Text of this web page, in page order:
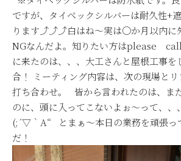
ですが、タイベックシルバーは耐久性+
ります⤴⤴⤴白はね～実は〇か月以内に
NGなんだよ。知りたい方はplease
に来たのは、、、大工さんと屋根工事
合！ ミーティング内容は、次の現場と
打ち合わせ。 皆から言われたのは、ま
のに、頭に入ってこないよぉ～って、
(;´▽｀A“ とまぁ～本日の業務を頑張っ
だ！